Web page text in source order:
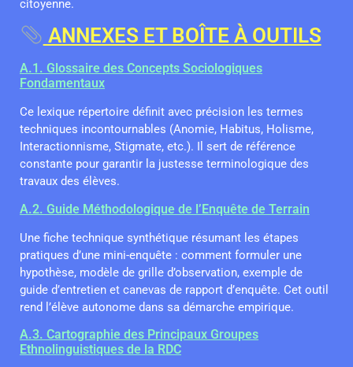
citoyenne.
ANNEXES ET BOÎTE À OUTILS
A.1. Glossaire des Concepts Sociologiques
Fondamentaux
Ce lexique répertoire définit avec précision les termes
techniques incontournables (Anomie, Habitus, Holisme,
Interactionnisme, Stigmate, etc.). Il sert de référence
constante pour garantir la justesse terminologique des
travaux des élèves.
A.2. Guide Méthodologique de l’Enquête de Terrain
Une fiche technique synthétique résumant les étapes
pratiques d’une mini-enquête : comment formuler une
hypothèse, modèle de grille d’observation, exemple de
guide d’entretien et canevas de rapport d’enquête. Cet outil
rend l’élève autonome dans sa démarche empirique.
A.3. Cartographie des Principaux Groupes
Ethnolinguistiques de la RDC